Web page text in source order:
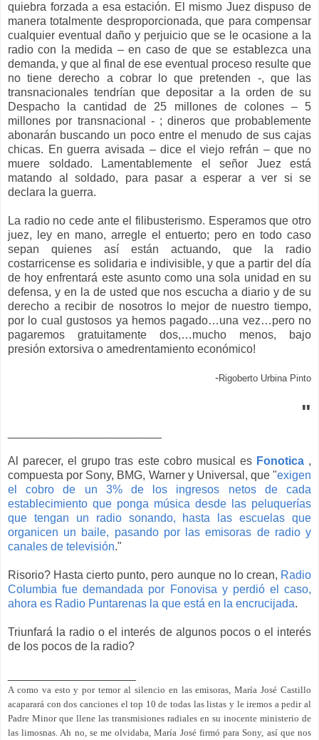
quiebra forzada a esa estación. El mismo Juez dispuso de
manera totalmente desproporcionada, que para compensar
cualquier eventual daño y perjuicio que se le ocasione a la
radio con la medida – en caso de que se establezca una
demanda, y que al final de ese eventual proceso resulte que
no tiene derecho a cobrar lo que pretenden -, que las
transnacionales tendrían que depositar a la orden de su
Despacho la cantidad de 25 millones de colones – 5
millones por transnacional - ; dineros que probablemente
abonarán buscando un poco entre el menudo de sus cajas
chicas. En guerra avisada – dice el viejo refrán – que no
muere soldado. Lamentablemente el señor Juez está
matando al soldado, para pasar a esperar a ver si se
declara la guerra.
La radio no cede ante el filibusterismo. Esperamos que otro
juez, ley en mano, arregle el entuerto; pero en todo caso
sepan quienes así están actuando, que la radio
costarricense es solidaria e indivisible, y que a partir del día
de hoy enfrentará este asunto como una sola unidad en su
defensa, y en la de usted que nos escucha a diario y de su
derecho a recibir de nosotros lo mejor de nuestro tiempo,
por lo cual gustosos ya hemos pagado…una vez…pero no
pagaremos gratuitamente dos,…mucho menos, bajo
presión extorsiva o amedrentamiento económico!
-Rigoberto Urbina Pinto
"
Al parecer, el grupo tras este cobro musical es Fonotica,
compuesta por Sony, BMG, Warner y Universal, que "exigen
el cobro de un 3% de los ingresos netos de cada
establecimiento que ponga música desde las peluquerías
que tengan un radio sonando, hasta las escuelas que
organicen un baile, pasando por las emisoras de radio y
canales de televisión."
Risorio? Hasta cierto punto, pero aunque no lo crean, Radio
Columbia fue demandada por Fonovisa y perdió el caso,
ahora es Radio Puntarenas la que está en la encrucijada.
Triunfará la radio o el interés de algunos pocos o el interés
de los pocos de la radio?
A como va esto y por temor al silencio en las emisoras, María José Castillo
acaparará con dos canciones el top 10 de todas las listas y le iremos a pedir al
Padre Minor que llene las transmisiones radiales en su inocente ministerio de
las limosnas. Ah no, se me olvidaba, María José firmó para Sony, así que nos